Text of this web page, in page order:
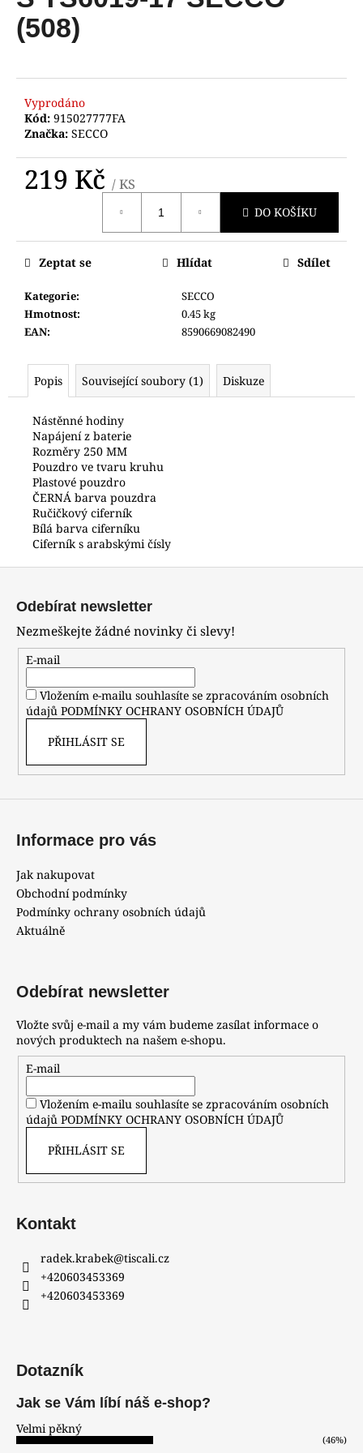
0,0
z
5
(508)
Vyprodáno
Kód: 915027777FA
Značka: SECCO
219 Kč / KS
DO KOŠÍKU
Kategorie:
SECCO
Hmotnost:
0.45 kg
EAN: 8590669082490
Zeptat se Hlídat Sdílet
Popis Související soubory (1) Diskuze
Nástěnné hodiny
Napájení z baterie
Rozměry 250 MM
Pouzdro ve tvaru kruhu
Plastové pouzdro
ČERNÁ barva pouzdra
Ručičkový ciferník
Bílá barva ciferníku
Ciferník s arabskými čísly
a
j
t
?
HLEDAT
D
p
o
j
POLICE
PL12083JSTB/04M
900
Kč
Odebírat newsletter
Nezmeškejte žádné novinky či slevy!
E-mail
Vložením e-mailu souhlasíte se zpracováním osobních
údajů PODMÍNKY OCHRANY OSOBNÍCH ÚDAJŮ
PŘIHLÁSIT SE
Informace pro vás
Jak nakupovat
Obchodní podmínky
Podmínky ochrany osobních údajů
Aktuálně
Odebírat newsletter
Vložte svůj e-mail a my vám budeme zasílat informace o
nových produktech na našem e-shopu.
E-mail
Vložením e-mailu souhlasíte se zpracováním osobních
údajů PODMÍNKY OCHRANY OSOBNÍCH ÚDAJŮ
PŘIHLÁSIT SE
Kontakt
radek.krabek@tiscali.cz
+420603453369
+420603453369
Dotazník
Jak se Vám líbí náš e-shop?
Velmi pěkný
(46%)